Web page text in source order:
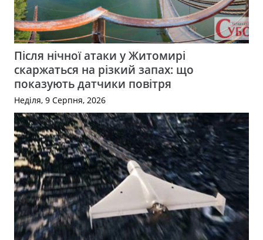
Після нічної атаки у Житомирі
скаржаться на різкий запах: що
показують датчики повітря
Неділя, 9 Серпня, 2026